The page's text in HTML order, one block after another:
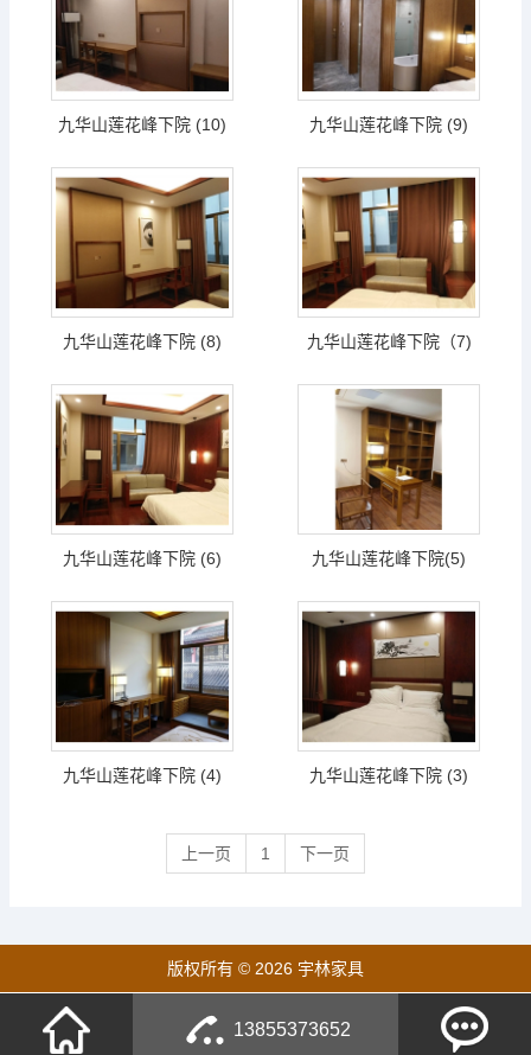
九华山莲花峰下院 (10) 九华山莲花峰下院 (9)
九华山莲花峰下院 (8) 九华山莲花峰下院（7)
九华山莲花峰下院 (6) 九华山莲花峰下院(5)
九华山莲花峰下院 (4) 九华山莲花峰下院 (3)
上一页 1 下一页
版权所有 © 2026 宇林家具
13855373652